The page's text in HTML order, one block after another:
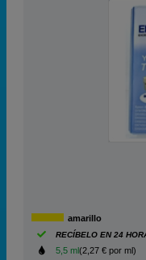
amarillo
RECÍBELO EN 24
5,5 ml(2,27 € por ml)